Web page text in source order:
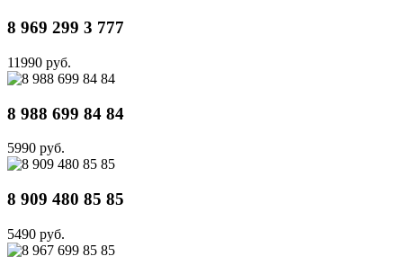
8 969 299 3 777
11990 руб.
8 988 699 84 84
5990 руб.
8 909 480 85 85
5490 руб.